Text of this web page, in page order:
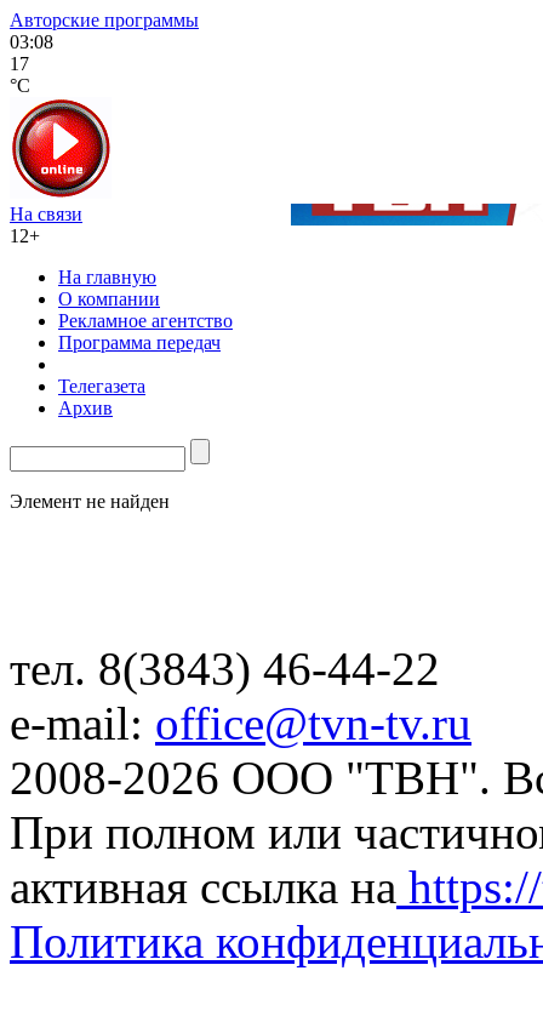
Авторские программы
03:08
17
°C
На связи
12+
На главную
О компании
Рекламное агентство
Программа передач
Телегазета
Архив
Элемент не найден
тел. 8(3843) 46-44-22
e-mail: office@tvn-tv.ru
2008-2026 ООО "ТВН".
При полном или
активная ссылка на
Политика